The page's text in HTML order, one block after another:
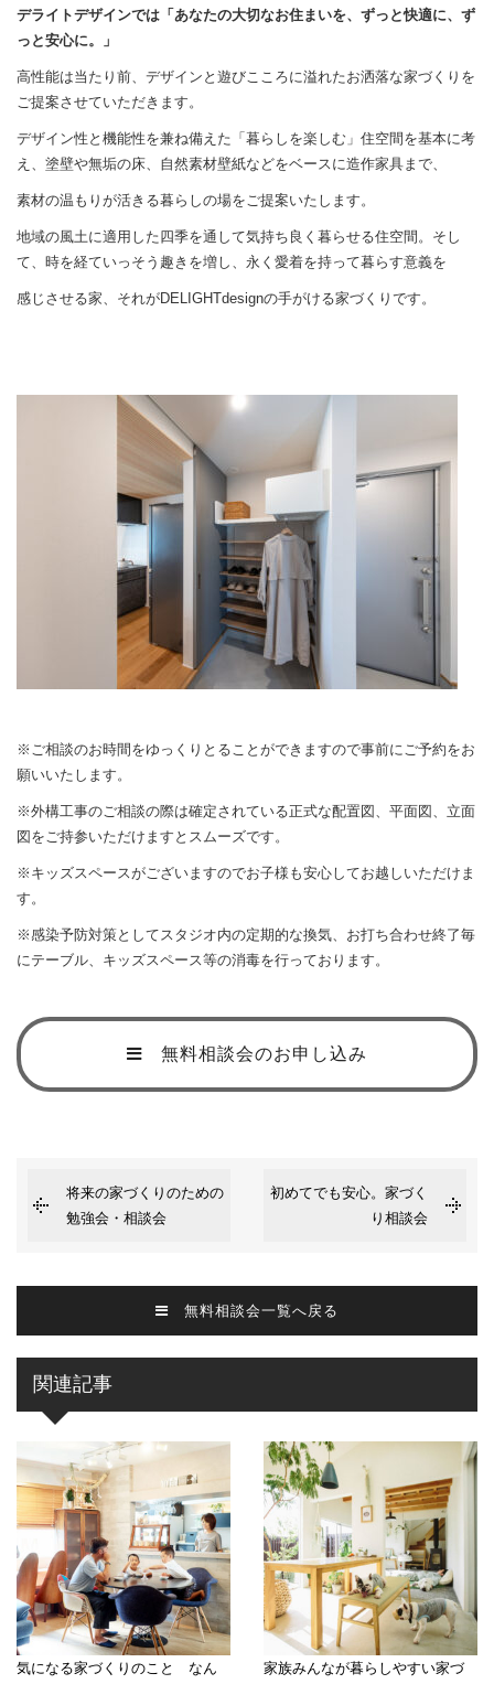
デライトデザインでは「あなたの大切なお住まいを、ずっと快適に、ず
っと安心に。」
高性能は当たり前、デザインと遊びこころに溢れたお洒落な家づくりを
ご提案させていただきます。
デザイン性と機能性を兼ね備えた「暮らしを楽しむ」住空間を基本に考
え、塗壁や無垢の床、自然素材壁紙などをベースに造作家具まで、
素材の温もりが活きる暮らしの場をご提案いたします。
地域の風土に適用した四季を通して気持ち良く暮らせる住空間。そし
て、時を経ていっそう趣きを増し、 永く愛着を持って暮らす意義を
感じさせる家、それがDELIGHTdesignの手がける家づくりです。
※ご相談のお時間をゆっくりとることができますので事前にご予約をお
願いいたします。
※外構工事のご相談の際は確定されている正式な配置図、平面図、立面
図をご持参いただけますとスムーズです。
※キッズスペースがございますのでお子様も安心してお越しいただけま
す。
※感染予防対策としてスタジオ内の定期的な換気、お打ち合わせ終了毎
にテーブル、キッズスペース等の消毒を行っております。
無料相談会のお申し込み
将来の家づくりのための
勉強会・相談会
初めてでも安心。家づく
り相談会
無料相談会一覧へ戻る
関連記事
気になる家づくりのこと なん
家族みんなが暮らしやすい家づ